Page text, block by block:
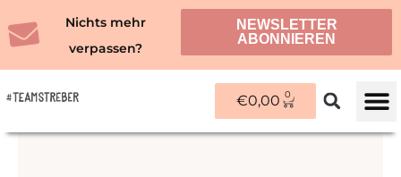
Inhalt
Nichts mehr
verpassen?
NEWSLETTER
ABONNIEREN
€0,00 0
WARENKORB